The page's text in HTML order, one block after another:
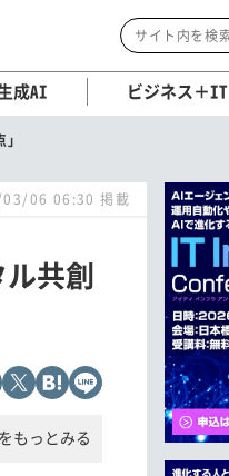
成AI ビジネス＋IT
06 06:30 掲載
共創
もっとみる